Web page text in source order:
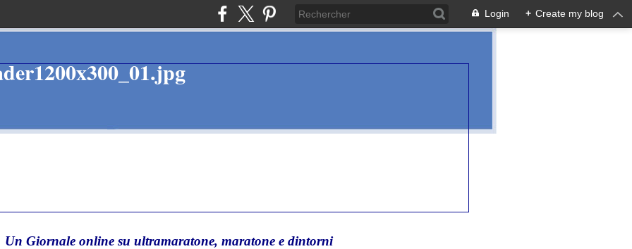
Login + Create my blog
Un Giornale online su ultramaratone, maratone e dintorni